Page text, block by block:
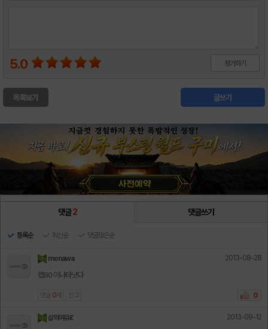
5.0 평가하기
목록보기 글쓰기
댓글2 댓글쓰기
등록순 최신순 댓글많은순
monawa 2013-08-28
랩80 이나타낫다
댓글 0 개 신고 0
삶의여유£ 2013-09-12